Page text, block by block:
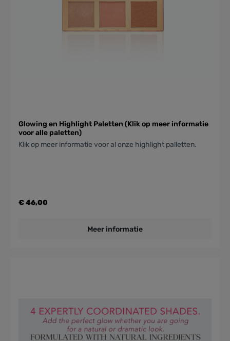
Glowing en Highlight Paletten (Klik op meer informatie
voor alle paletten)
Klik op meer informatie voor al onze highlight palletten.
€ 46,00
Meer informatie